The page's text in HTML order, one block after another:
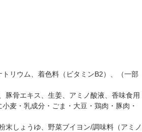
リウム、着色料（ビタミンB2）、（一部
豚骨エキス、生姜、アミノ酸液、香味食用
麦・乳成分・ごま・大豆・鶏肉・豚肉・
末しょうゆ、野菜ブイヨン/調味料（アミノ